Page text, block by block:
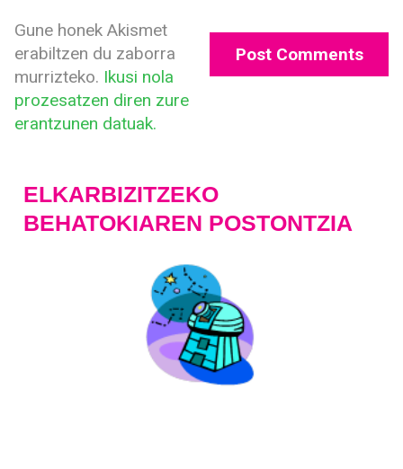
Gune honek Akismet
erabiltzen du zaborra
murrizteko. Ikusi nola
prozesatzen diren zure
erantzunen datuak.
ELKARBIZITZEKO
BEHATOKIAREN POSTONTZIA